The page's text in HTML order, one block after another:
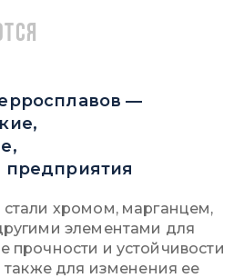
—
предприятия
хромом, марганцем,
элементами для
прочности и устойчивости
также для изменения ее